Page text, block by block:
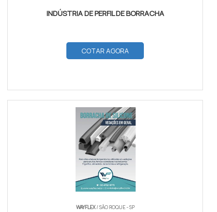
INDÚSTRIA DE PERFIL DE BORRACHA
COTAR AGORA
WAYFLEX/ SÃO ROQUE - SP